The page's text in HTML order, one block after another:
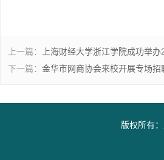
上一篇：
上海财经大学浙江学院成功举
下一篇： 金华市网商协会来校开展专场招
版权所有